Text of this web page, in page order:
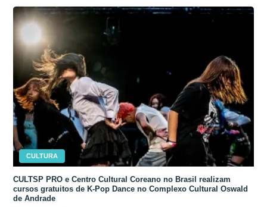
CULTURA
CULTSP PRO e Centro Cultural Coreano no Brasil realizam
cursos gratuitos de K-Pop Dance no Complexo Cultural Oswald
de Andrade